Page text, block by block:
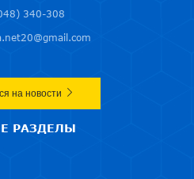
340-308
на новости
РАЗДЕЛЫ